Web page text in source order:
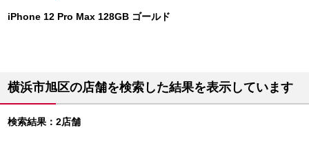
iPhone 12 Pro Max 128GB ゴールド
横浜市旭区の店舗を検索した結果を表示しています
検索結果：2店舗